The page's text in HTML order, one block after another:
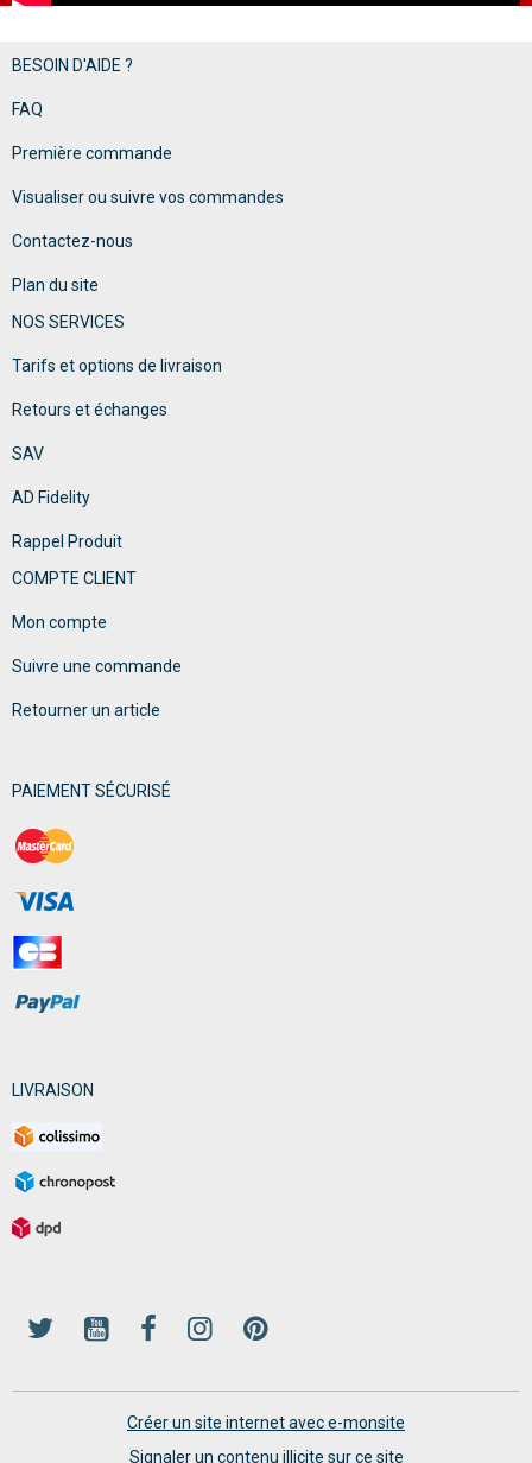
BESOIN D'AIDE ?
FAQ
Première commande
Visualiser ou suivre vos commandes
Contactez-nous
Plan du site
NOS SERVICES
Tarifs et options de livraison
Retours et échanges
SAV
AD Fidelity
Rappel Produit
COMPTE CLIENT
Mon compte
Suivre une commande
Retourner un article
PAIEMENT SÉCURISÉ
LIVRAISON
Créer un site internet avec e-monsite
Signaler un contenu illicite sur ce site